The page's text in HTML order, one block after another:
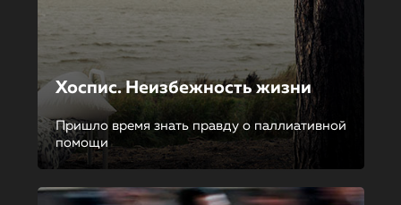
Хоспис. Неизбежность жизни
Пришло время знать правду о паллиативной
помощи